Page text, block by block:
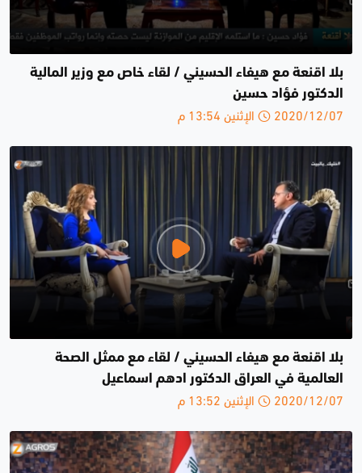
بلا اقنعة مع هيفاء الحسيني / لقاء خاص مع وزير المالية
الدكتور فؤاد حسين
2020/12/07 الإثنين 13:54 م
بلا اقنعة مع هيفاء الحسيني / لقاء مع ممثل الصحة
العالمية في العراق الدكتور ادهم اسماعيل
2020/12/07 الإثنين 13:52 م